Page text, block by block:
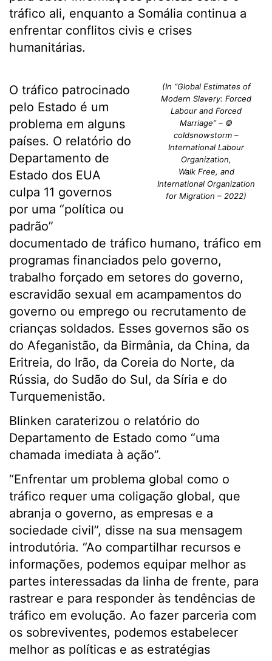
tráfico ali, enquanto a Somália continua a
enfrentar conflitos civis e crises
humanitárias.
(In “Global Estimates of
Modern Slavery: Forced
Labour and Forced
Marriage” – ©
coldsnowstorm –
International Labour
Organization,
Walk Free, and
International Organization
for Migration – 2022)
O tráfico patrocinado
pelo Estado é um
problema em alguns
países. O relatório do
Departamento de
Estado dos EUA
culpa 11 governos
por uma “política ou
padrão”
documentado de tráfico humano, tráfico em
programas financiados pelo governo,
trabalho forçado em setores do governo,
escravidão sexual em acampamentos do
governo ou emprego ou recrutamento de
crianças soldados. Esses governos são os
do Afeganistão, da Birmânia, da China, da
Eritreia, do Irão, da Coreia do Norte, da
Rússia, do Sudão do Sul, da Síria e do
Turquemenistão.
Blinken caraterizou o relatório do
Departamento de Estado como “uma
chamada imediata à ação”.
“Enfrentar um problema global como o
tráfico requer uma coligação global, que
abranja o governo, as empresas e a
sociedade civil”, disse na sua mensagem
introdutória. “Ao compartilhar recursos e
informações, podemos equipar melhor as
partes interessadas da linha de frente, para
rastrear e para responder às tendências de
tráfico em evolução. Ao fazer parceria com
os sobreviventes, podemos estabelecer
melhor as políticas e as estratégias